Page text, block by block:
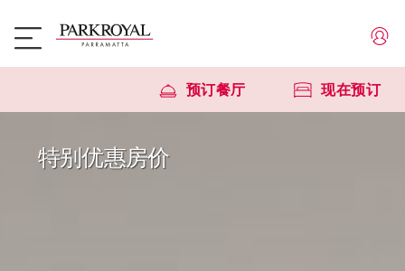
预订餐厅 现在预订
特别优惠房价